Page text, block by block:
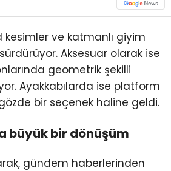
kesimler ve katmanlı giyim
Aksesuar olarak ise
geometrik şekilli
Ayakkabılarda ise platform
bir seçenek haline geldi.
büyük bir dönüşüm
gündem haberlerinden